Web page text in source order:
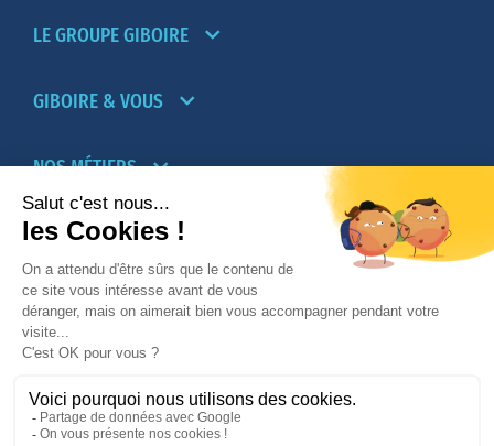
LE GROUPE GIBOIRE
GIBOIRE & VOUS
NOS MÉTIERS
PARTENAIRES
NOTRE RÉSEAU D’AGENCES TRANSACTION-
LOCATION
PROMOTION IMMOBILIÈRE ET AMÉNAGEMENT